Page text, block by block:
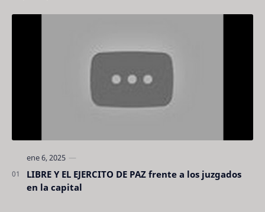
LIBRE Y EL EJERCITO DE PAZ frente a los juzgados
en la capital